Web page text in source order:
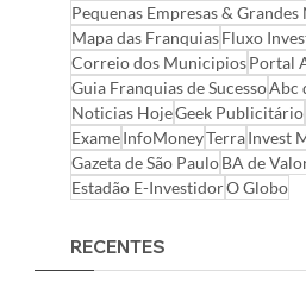
Pequenas Empresas & Grandes
Mapa das FranquiasFluxo
Correio dos MunicipiosPortal
Guia Franquias de SucessoAbc
Noticias HojeGeek Publicitário
ExameInfoMoneyTerraInvest
Gazeta de São PauloBA de
Estadão E-InvestidorO Globo
RECENTES